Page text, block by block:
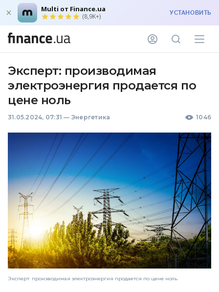
Multi от Finance.ua
(8,9K+) УСТАНОВИТЬ
Эксперт: производимая
электроэнергия продается по
цене ноль
31.05.2024, 07:31 — Энергетика 1046
Эксперт: производимая электроэнергия продается по цене ноль